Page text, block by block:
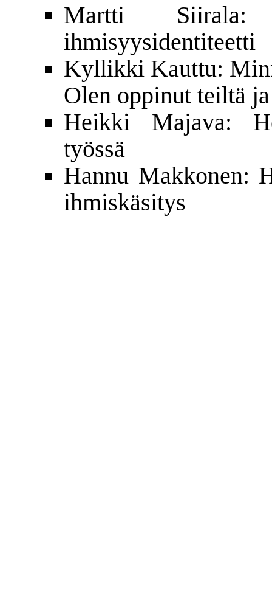
Martti
ihmisyysidentiteetti
Kyllikki Kauttu:
Olen oppinut teiltä
Heikki Majava:
työssä
Hannu Makkonen:
ihmiskäsitys